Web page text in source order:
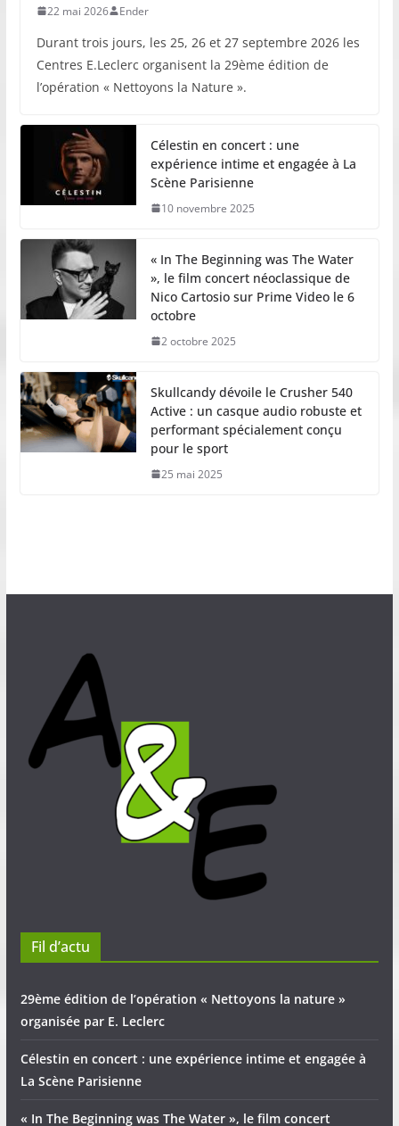
22 mai 2026 Ender
Durant trois jours, les 25, 26 et 27 septembre 2026 les
Centres E.Leclerc organisent la 29ème édition de
l’opération « Nettoyons la Nature ».
Célestin en concert : une
expérience intime et engagée à La
Scène Parisienne
10 novembre 2025
« In The Beginning was The Water
», le film concert néoclassique de
Nico Cartosio sur Prime Video le 6
octobre
2 octobre 2025
Skullcandy dévoile le Crusher 540
Active : un casque audio robuste et
performant spécialement conçu
pour le sport
25 mai 2025
Fil d’actu
29ème édition de l’opération « Nettoyons la nature »
organisée par E. Leclerc
Célestin en concert : une expérience intime et engagée à
La Scène Parisienne
« In The Beginning was The Water », le film concert